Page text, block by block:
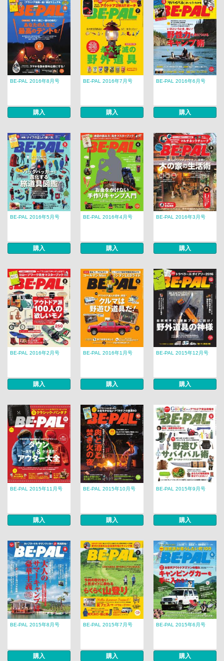
BE-PAL 2016年8月号
購入
BE-PAL 2016年7月号
購入
BE-PAL 2016年6月号
購入
BE-PAL 2016年5月号
購入
BE-PAL 2016年4月号
購入
BE-PAL 2016年3月号
購入
BE-PAL 2016年2月号
購入
BE-PAL 2016年1月号
購入
BE-PAL 2015年12月号
購入
BE-PAL 2015年11月号
購入
BE-PAL 2015年10月号
購入
BE-PAL 2015年9月号
購入
BE-PAL 2015年8月号
購入
BE-PAL 2015年7月号
購入
BE-PAL 2015年6月号
購入